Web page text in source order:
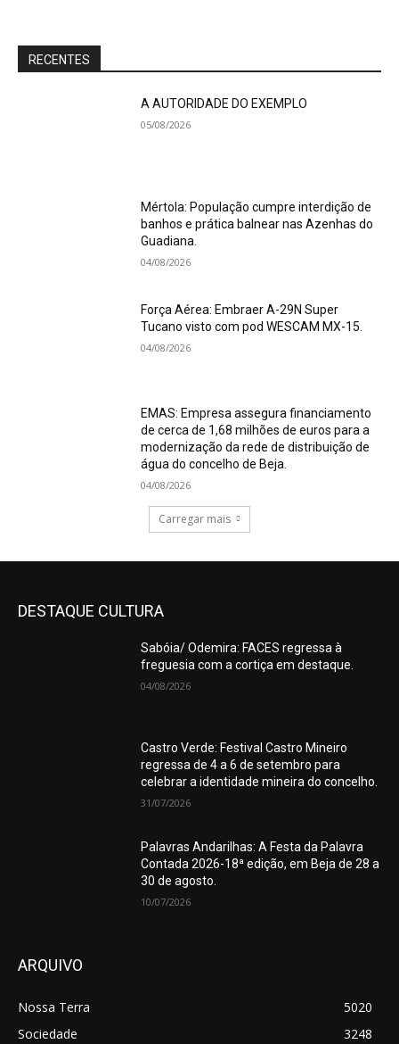
RECENTES
A AUTORIDADE DO EXEMPLO
05/08/2026
Mértola: População cumpre interdição de
banhos e prática balnear nas Azenhas do
Guadiana.
04/08/2026
Força Aérea: Embraer A-29N Super
Tucano visto com pod WESCAM MX-15.
04/08/2026
EMAS: Empresa assegura financiamento
de cerca de 1,68 milhões de euros para a
modernização da rede de distribuição de
água do concelho de Beja.
04/08/2026
Carregar mais
DESTAQUE CULTURA
Sabóia/ Odemira: FACES regressa à
freguesia com a cortiça em destaque.
04/08/2026
Castro Verde: Festival Castro Mineiro
regressa de 4 a 6 de setembro para
celebrar a identidade mineira do concelho.
31/07/2026
Palavras Andarilhas: A Festa da Palavra
Contada 2026-18ª edição, em Beja de 28 a
30 de agosto.
10/07/2026
ARQUIVO
Nossa Terra
5020
Sociedade
3248